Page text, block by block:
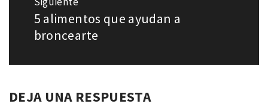
Entrada
siguiente:
5 alimentos que ayudan a
broncearte
DEJA UNA RESPUESTA